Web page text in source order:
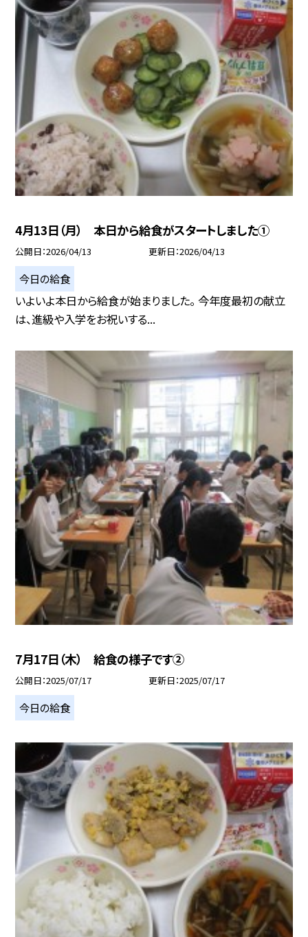
4月13日（月） 本日から給食がスタートしました①
公開日 2026/04/13 更新日 2026/04/13
今日の給食
いよいよ本日から給食が始まりました。 今年度最初の献立
は、進級や入学をお祝いする...
7月17日（木） 給食の様子です②
公開日 2025/07/17 更新日 2025/07/17
今日の給食